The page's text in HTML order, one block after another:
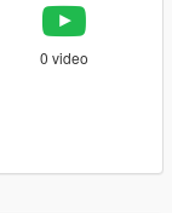
0 video